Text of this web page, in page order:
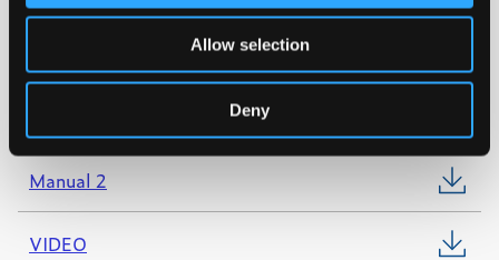
Allow selection
Deny
NORDIC POLYMARK
Manual 2
VIDEO